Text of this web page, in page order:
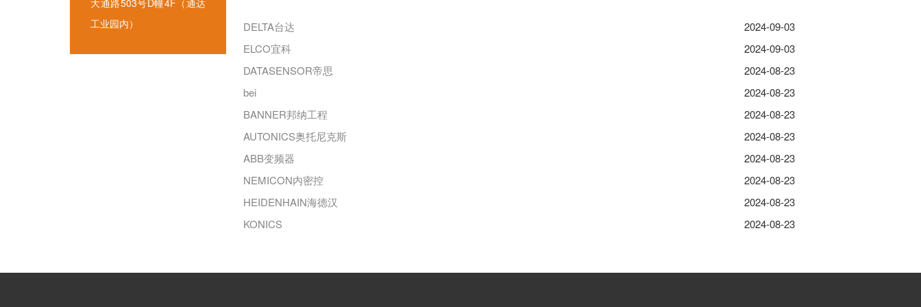
大通路503号D幢4F（通达
工业园内）
DELTA台达
2024-09-03
ELCO宜科
2024-09-03
DATASENSOR帝思
2024-08-23
bei
2024-08-23
BANNER邦纳工程
2024-08-23
AUTONICS奥托尼克斯
2024-08-23
ABB变频器
2024-08-23
NEMICON内密控
2024-08-23
HEIDENHAIN海德汉
2024-08-23
KONICS
2024-08-23